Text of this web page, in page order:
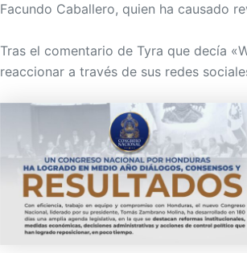
Facundo Caballero, quien ha causado
Tras el comentario de Tyra que decía
reaccionar a través de sus redes